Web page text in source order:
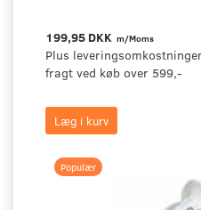
199,95 DKK m/Moms
Plus
fragt ved køb over 599,-
Læg i kurv
Populær